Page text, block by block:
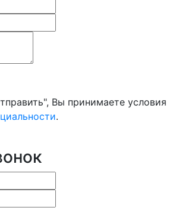
Вы принимаете условия
.